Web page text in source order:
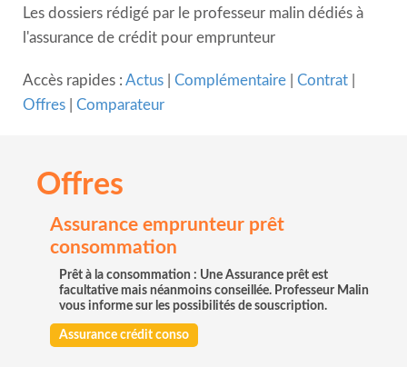
Les dossiers rédigé par le professeur malin dédiés à
l'assurance de crédit pour emprunteur
Accès rapides : Actus Complémentaire Contrat
Offres
Comparateur
Offres
Assurance emprunteur prêt
consommation
Prêt à la consommation : Une Assurance prêt est
facultative mais néanmoins conseillée. Professeur Malin
vous informe sur les possibilités de souscription.
Assurance crédit conso